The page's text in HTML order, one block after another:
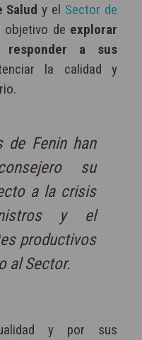
Salud y el Sector de
objetivo de explorar
a sus
la calidad y
de Fenin han
su
a la crisis
y el
productivos
al Sector.
y por sus